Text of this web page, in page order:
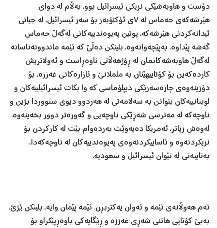
دۆست و هاوبەشێکی نزیکی ئیسرائیل بوو، بەڵام لە دوای
هێرشەکەی حەماس لە ٧ی ئۆکتۆبەر بۆ سەر ئیسرائیل، لە جیاتی
ئیدانەکردنی هێرشەکە، پوتین پەیوەندییەکانی لەگەڵ حەماس
گەشە پێداوە. بەپێچەوانەوە، بلینکن دەڵێ کە ئێمە ماندوونەناسانە
لەگەڵ هاوبەشەکانمان لە ڕۆژهەڵاتی ناوەڕاست و ئەولاتریش
کاردەکەین بۆ کۆتاییهێنان بە ململانێ و ئازارەکانی غەززە، بۆ
دۆزینەوەی چارەسەرێکی دیپلۆماسی کە وا بکات ئیسرائیلییەکان و
لوبنانییەکان بتوانن بە سەلامەتی لە هەردوو دیوی سنووردا بژین و
ناوچەکە لە مەترسی شەڕێکی ناوچەیی و گەورەتر دوور بخەینەوە.
لەوەش زیاتر، ئەمریکا دەیەوێت بەردەوام بێت لە کارکردن بۆ
نزیکردنەوە و ئاساییکردنەوەی پەیوەندییەکان لە ناوچەکەدا،
بەتایبەتی لە نێوان ئیسرائیل و سعودیە.
ئەم هەوڵانەی ئێمە و ئەوان یەکتربڕن. ئێمە پێمان وایە، بلینکن ێژێ،
بەبێ کۆتایی هاتنی شەڕی غەززە و ڕێگایەکی باوەڕپێکراو بۆ